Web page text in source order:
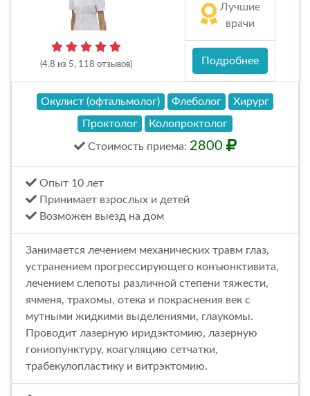
(4.8 из 5, 118 отзывов)
Лучшие
врачи
Подробнее
Окулист (офтальмолог) Флеболог
Хирург
Проктолог
Колопроктолог
Стоимость приема: 2800
Опыт 10 лет
Принимает взрослых и детей
Возможен выезд на дом
Занимается лечением механических травм глаз,
устранением прогрессирующего конъюнктивита,
лечением слепоты различной степени тяжести,
ячменя, трахомы, отека и покраснения век с
мутными жидкими выделениями, глаукомы.
Проводит лазерную иридэктомию, лазерную
гониопунктуру, коагуляцию сетчатки,
трабекулопластику и витрэктомию.